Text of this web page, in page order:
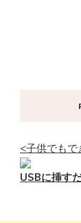
<子供でも
USBに挿す